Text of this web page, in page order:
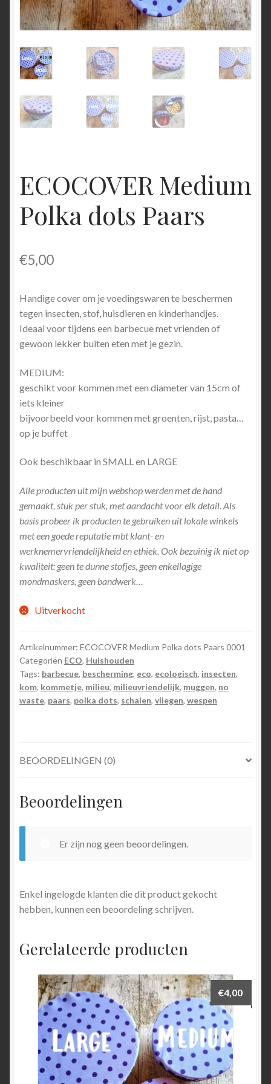
ECOCOVER Medium
Polka dots Paars
€5,00
Handige cover om je voedingswaren te beschermen
tegen insecten, stof, huisdieren en kinderhandjes.
Ideaal voor tijdens een barbecue met vrienden of
gewoon lekker buiten eten met je gezin.
MEDIUM:
geschikt voor kommen met een diameter van 15cm of
iets kleiner
bijvoorbeeld voor kommen met groenten, rijst, pasta…
op je buffet
Ook beschikbaar in SMALL en LARGE
Alle producten uit mijn webshop werden met de hand
gemaakt, stuk per stuk, met aandacht voor elk detail. Als
basis probeer ik producten te gebruiken uit lokale winkels
met een goede reputatie mbt klant- en
werknemervriendelijkheid en ethiek. Ook bezuinig ik niet op
kwaliteit: geen te dunne stofjes, geen enkellagige
mondmaskers, geen bandwerk…
Uitverkocht
Artikelnummer: ECOCOVER Medium Polka dots Paars 0001
Categoriën ECO, Huishouden
Tags: barbecue, bescherming, eco, ecologisch, insecten,
kom, kommetje, milieu, milieuvriendelijk, muggen, no
waste, paars, polka dots, schalen, vliegen, wespen
BEOORDELINGEN (0)
Beoordelingen
Er zijn nog geen beoordelingen.
Enkel ingelogde klanten die dit product gekocht
hebben, kunnen een beoordeling schrijven.
Gerelateerde producten
€4,00